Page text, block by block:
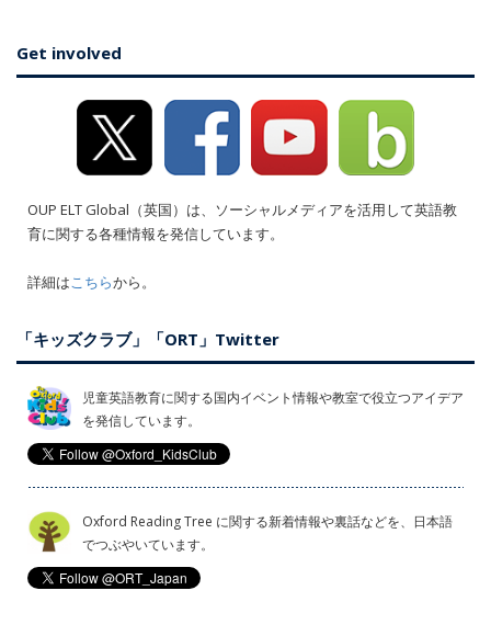
Get involved
OUP ELT Global（英国）は、ソーシャルメディアを活用して英語教
育に関する各種情報を発信しています。
詳細はこちらから。
「キッズクラブ」「ORT」Twitter
児童英語教育に関する国内イベント情報や教室で役立つアイデア
を発信しています。
Oxford Reading Tree に関する新着情報や裏話などを、日本語
でつぶやいています。